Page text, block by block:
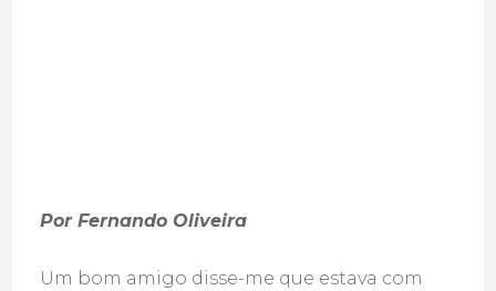
Por Fernando Oliveira
Um bom amigo disse-me que estava com